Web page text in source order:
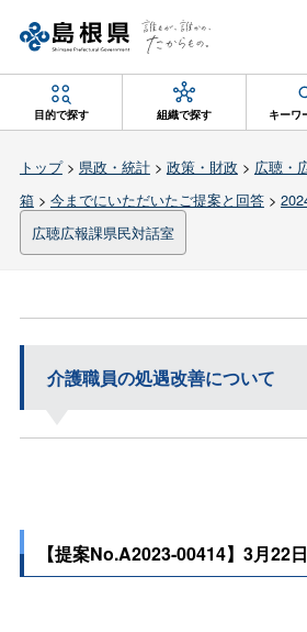
目的で探す 組織で探す キーワ
トップ> 県政・統計> 政策・財政 > 広聴・
箱> 今までにいただいたご提案と回答>
広聴広報課県民対話室
介護職員の処遇改善について
【提案No.A2023-00414】3月22